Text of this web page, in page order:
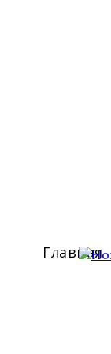
Главная